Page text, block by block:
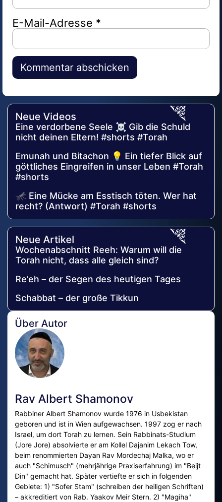
E-Mail-Adresse *
Alternative:
Neue Videos
Eine verdorbene Seele ☠️ Gib die Schuld
nicht deinen Eltern! #shorts #Torah
Emunah und Bitachon 💡 Ein tiefer Blick auf
göttliches Eingreifen in unser Leben #Torah
#shorts
🦟 Eine Mücke am Esstisch töten. Wer hat
recht? (Antwort) #Torah #shorts
Neue Artikel
Wochenabschnitt Reeh: Warum will die
Torah nicht, dass alle gleich sind?
Re’eh – der Segen des heutigen Tages
Schabbat – der große Tikkun
Über Autor
Rav Albert Shamonov
Rabbiner Albert Shamonov wurde 1976 in Usbekistan
geboren und ist in Wien aufgewachsen. 1997 zog er nach
Israel, um dort Torah zu lernen. Sein Rabbinats-Studium
(Jore Jore) absolvierte er am Kollel Dajanim Lekach Tow,
beim renommierten Dayan Rav Mordechaj Malka, wo er
auch "Schimusch" (mehrjährige Praxiserfahrung) im "Beijt
Din" gemacht hat. Später vertiefte er sich in folgenden
Gebiete: 1) "Sofer Stam" (schreiben der heiligen Schriften)
– akkreditiert von Rab. Yaakov Meir Stern. 2) "Magiha"